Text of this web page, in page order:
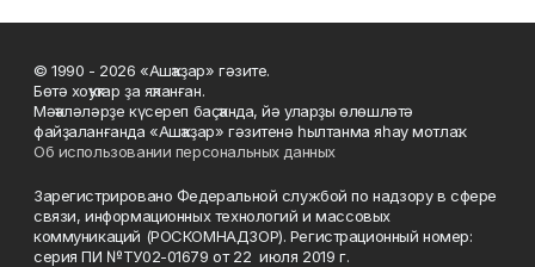
© 1990 - 2026 «Ашҡаҙар» гәзите.
Бөтә хоҡуҡтар ҙа яҡланған.
Мәҡәләләрҙе күсереп баҫҡанда, йә уларҙы өлөшләтә
файҙаланғанда «Ашҡаҙар» гәзитенә һылтанма яһау мотлаҡ.
Об использовании персональных данных
Зарегистрировано Федеральной службой по надзору в сфере
связи, информационных технологий и массовых
коммуникаций (РОСКОМНАДЗОР). Регистрационный номер:
серия ПИ №ТУ02-01679 от 22 июля 2019 г.